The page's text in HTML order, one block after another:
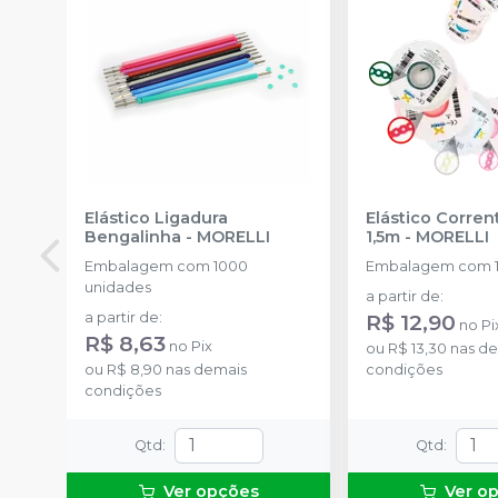
Elástico Ligadura
Bengalinha - MORELLI
Embalagem com 1000
unidades
a partir de:
R$ 8,63 no Pix
ou R$ 8,90 nas demais
condições
Qtd :
Ver opções
Elástico
1,5m - MORELLI
Embalagem com
a partir de:
R$ 12,90 no
ou R$ 13,30 nas
condições
Qtd :
Ver